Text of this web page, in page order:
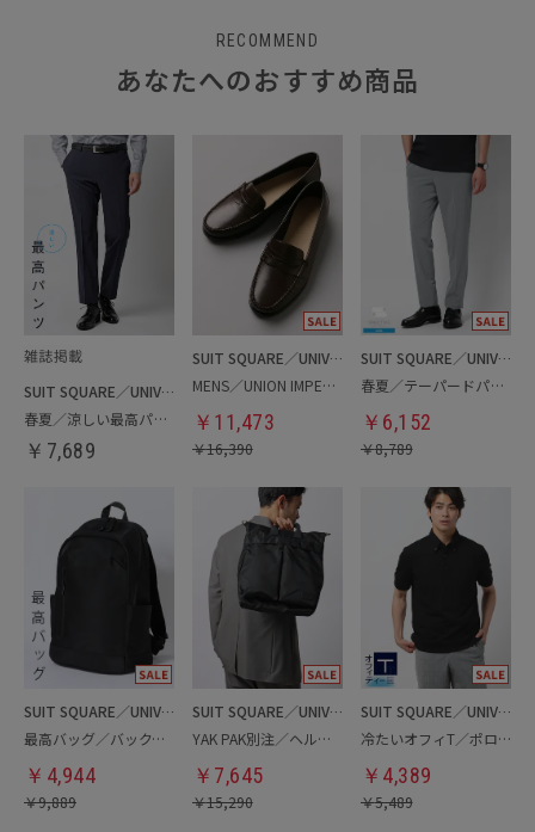
RECOMMEND
あなたへのおすすめ商品
SUIT SQUARE／UNIVERSAL LANGUAGE
春夏／涼しい最高パンツ
￥ 7,689
SUIT SQUARE／UNIVERSAL LANGUAGE
MENS／UNION IMPERIAL監修／コインローファー
￥ 11,473
￥16,390
SUIT SQUARE／UNIVERSAL LANGUAGE
春夏／テーパードパンツ
￥ 6,152
￥8,789
SUIT SQUARE／UNIVERSAL LANGUAGE
最高バッグ／バックパック
￥ 4,944
￥9,889
SUIT SQUARE／UNIVERSAL LANGUAGE
YAK PAK別注／ヘルメットバッグ
￥ 7,645
￥15,290
SUIT SQUARE／UNIVERSAL LANGUAGE
冷たいオフィT／ポロシャツ
￥ 4,389
￥5,489